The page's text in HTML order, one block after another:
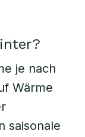
je nach
Wärme
saisonale